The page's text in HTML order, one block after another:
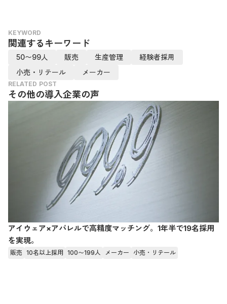
KEYWORD
関連するキーワード
50〜99人 販売 生産管理
経験者採用
小売・リテール
メーカー
RELATED POST
その他の導入企業の声
アイウェア×アパレルで高精度マッチング。1年半で19名採用
を実現。
販売 10名以上採用 100〜199人 メーカー 小売・リテール